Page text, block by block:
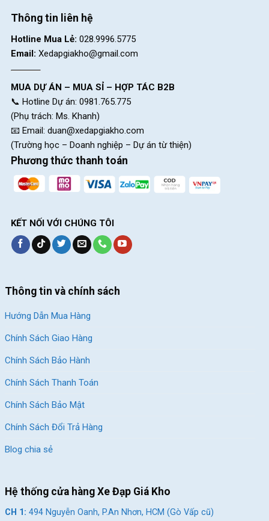
Thông tin liên hệ
Hotline Mua Lẻ: 028.9996.5775
Email: Xedapgiakho@gmail.com
MUA DỰ ÁN – MUA SỈ – HỢP TÁC B2B
📞 Hotline Dự án: 0981.765.775
(Phụ trách: Ms. Khanh)
📧 Email: duan@xedapgiakho.com
(Trường học – Doanh nghiệp – Dự án từ thiện)
Phương thức thanh toán
KẾT NỐI VỚI CHÚNG TÔI
Thông tin và chính sách
Hướng Dẫn Mua Hàng
Chính Sách Giao Hàng
Chính Sách Bảo Hành
Chính Sách Thanh Toán
Chính Sách Bảo Mật
Chính Sách Đổi Trả Hàng
Blog chia sẻ
Hệ thống cửa hàng Xe Đạp Giá Kho
CH 1: 494 Nguyễn Oanh, P.An Nhơn, HCM (Gò Vấp cũ)